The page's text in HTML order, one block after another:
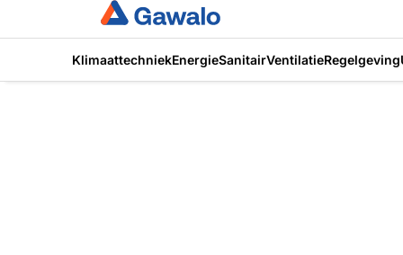
KlimaattechniekEnergieSanitairVentilatieRegelgeving